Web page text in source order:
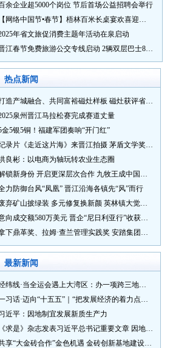
余企业超5000个岗位 节后首场公益招聘会举行
【网络中国节•春节】梧林百米长桌宴欢喜迎新春
年省文旅促消费主题年活动在泉启动
晋江春节免费旅游公交专线启动 2辆双层巴士8辆铛铛车带你游
热点新闻
打造产城融合、共同富裕磁灶样板 磁灶获评省级乡村振兴示范乡镇
泉州晋江马拉松赛完成赛道丈量
金5银5铜！福建军团奏响“开门红”
纪录片《走近这片海》来晋江拍摄 茅盾文学奖得主麦家探寻晋江“海海”人生
良彬：以电商为轴玩转农业生态圈
解锁新身份 开启更深层次合作 九牧王成中国奥委会官方赞助商
力防御台风“凤凰” 晋江沿海各镇先“风”而行
废弃矿山披绿装 多元修复换新颜 英林镇大觉山片区废弃矿山生态修复项目通过验收
意向成交额580万美元 晋企“尼日利亚行”收获满满
拿下鼎革奖、拉姆·查兰管理实践奖 安踏集团获企业管理权威奖项
最新新闻
经纬线·当全运会遇上大湾区：办一项跨三地的赛事有多硬核？
一习话·迈向“十五五”｜“把发展经济的着力点放在实体经济上”
近平：因地制宜发展新质生产力
《求是》杂志发表习近平总书记重要文章 因地制宜发展新质生产力
共享“大金砖合作”金色机遇 金砖创新基地建设成效显著